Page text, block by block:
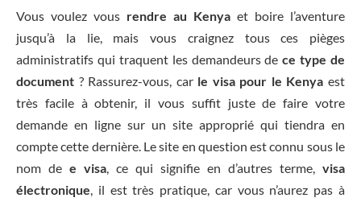
Vous voulez vous rendre au Kenya et boire l’aventure
jusqu’à la lie, mais vous craignez tous ces pièges
administratifs qui traquent les demandeurs dece type de
document ? Rassurez-vous, car le visa pour le Kenya est
très facile à obtenir, il vous suffit juste de faire votre
demande en ligne sur un site approprié qui tiendra en
compte cette dernière. Le site en question est connu sous le
nom de e visa , ce qui signifie en d’autres terme, visa
électronique , il est très pratique, car vous n’aurez pas à